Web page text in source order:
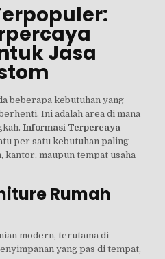
Jasa
beberapa kebutuhan yang
Ini adalah area di mana
Informasi Terpercaya
per satu kebutuhan paling
maupun tempat usaha
Rumah
modern, terutama di
yang pas di tempat,